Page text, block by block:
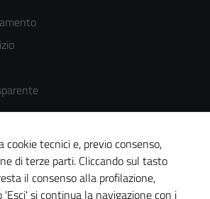
cookie tecnici e, previo consenso,
di terze parti. Cliccando sul tasto
il consenso alla profilazione,
si continua la navigazione con i